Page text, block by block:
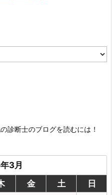
診断士のブログを読むには！
3月
金 土
日